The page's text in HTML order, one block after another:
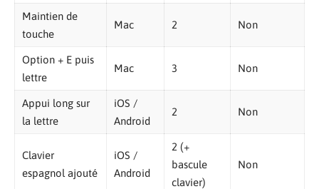
Maintien de
touche
Mac 2 Non
Option + E puis
lettre
Mac 3 Non
Appui long sur
la lettre
iOS /
Android
2 Non
Clavier
espagnol ajouté
iOS /
Android
2 (+
bascule
clavier)
Non